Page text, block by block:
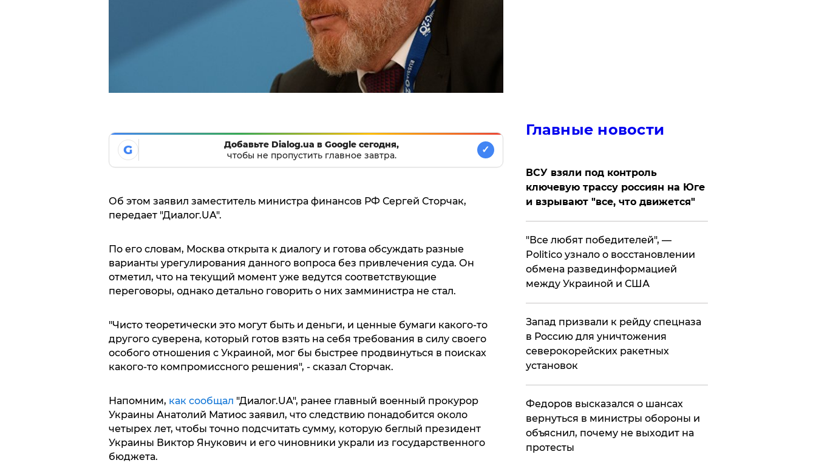
G
Добавьте Dialog.ua в Google сегодня,
чтобы не пропустить главное завтра.
✓
Об этом заявил заместитель министра финансов РФ Сергей Сторчак,
передает "Диалог.UA".
По его словам, Москва открыта к диалогу и готова обсуждать разные
варианты урегулирования данного вопроса без привлечения суда. Он
отметил, что на текущий момент уже ведутся соответствующие
переговоры, однако детально говорить о них замминистра не стал.
"Чисто теоретически это могут быть и деньги, и ценные бумаги какого-то
другого суверена, который готов взять на себя требования в силу своего
особого отношения с Украиной, мог бы быстрее продвинуться в поисках
какого-то компромиссного решения", - сказал Сторчак.
Напомним, как сообщал "Диалог.UA", ранее главный военный прокурор
Украины Анатолий Матиос заявил, что следствию понадобится около
четырех лет, чтобы точно подсчитать сумму, которую беглый президент
Украины Виктор Янукович и его чиновники украли из государственного
бюджета.
Главные новости
ВСУ взяли под контроль
ключевую трассу россиян на Юге
и взрывают "все, что движется"
​"Все любят победителей", —
Politico узнало о восстановлении
обмена развединформацией
между Украиной и США
Запад призвали к рейду спецназа
в Россию для уничтожения
северокорейских ракетных
установок
Федоров высказался о шансах
вернуться в министры обороны и
объяснил, почему не выходит на
протесты